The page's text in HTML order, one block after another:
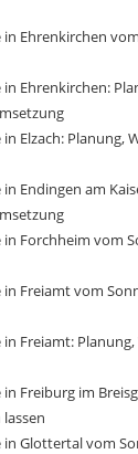
Ehrenkirchen
Ehrenkirchen:
Elzach: Planung,
Endingen am
Forchheim vom
Freiamt vom
Freiamt:
Freiburg im
Glottertal vom